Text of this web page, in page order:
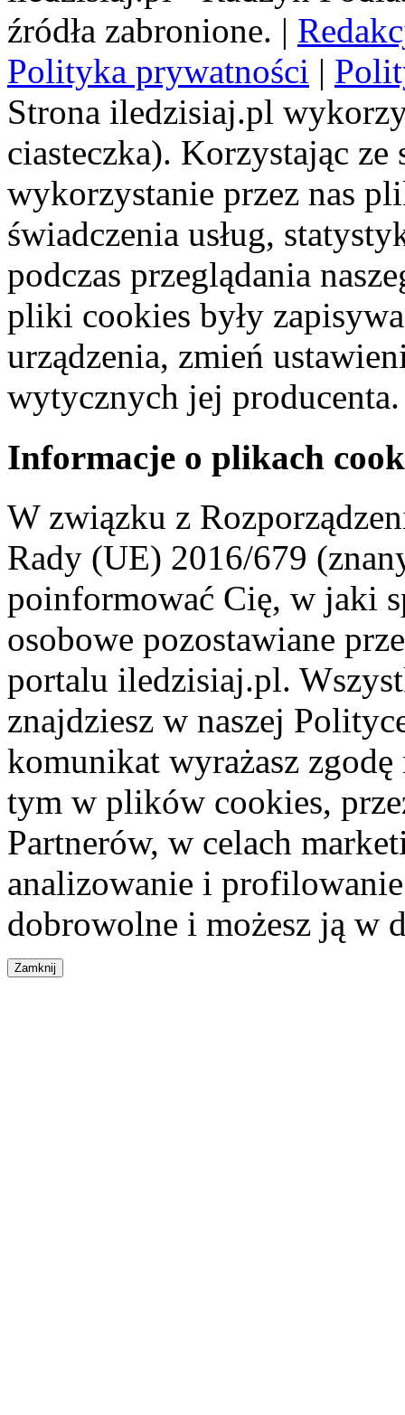
źródła zabronione. |
Polityka prywatności |
Strona iledzisiaj.pl
ciasteczka). Korzystając
wykorzystanie przez nas
świadczenia usług,
podczas przeglądania
pliki cookies były
urządzenia, zmień
wytycznych jej producenta.
Informacje o plikach
W związku z
Rady (UE) 2016/679
poinformować Cię, w jaki
osobowe pozostawiane
portalu iledzisiaj.pl.
znajdziesz w naszej
komunikat wyrażasz
tym w plików cookies,
Partnerów, w celach
analizowanie i
dobrowolne i możesz ją w